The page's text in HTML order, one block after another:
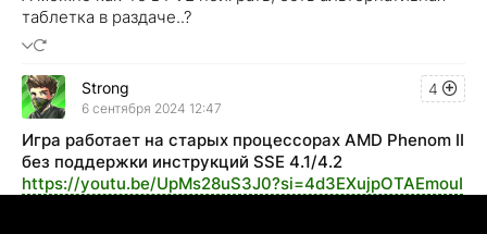
таблетка в раздаче..?
4
Strong
6 сентября 2024 12:47
Игра работает на старых процессорах AMD Phenom II
без поддержки инструкций SSE 4.1/4.2
https://youtu.be/UpMs28uS3J0?si=4d3EXujpOTAEmouI